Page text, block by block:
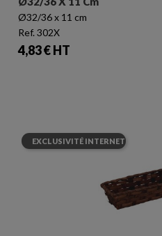
Ø32/36 x 11 cm
Ref. 302X
Prix
4,83 € HT
EXCLUSIVITÉ INTERNET